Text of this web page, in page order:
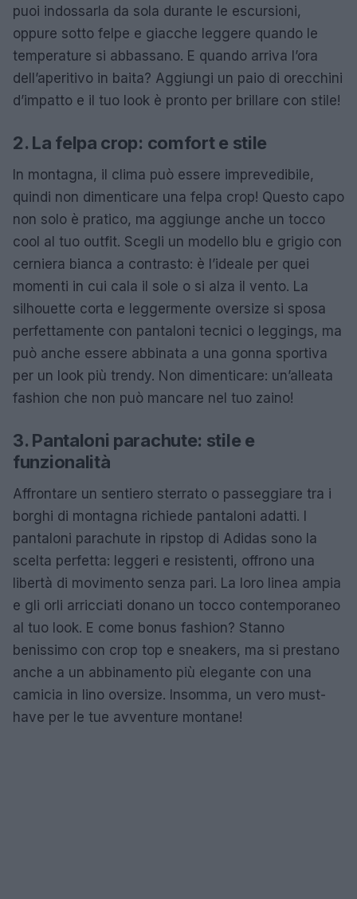
puoi indossarla da sola durante le escursioni,
oppure sotto felpe e giacche leggere quando le
temperature si abbassano. E quando arriva l’ora
dell’aperitivo in baita? Aggiungi un paio di orecchini
d’impatto e il tuo look è pronto per brillare con stile!
2. La felpa crop: comfort e stile
In montagna, il clima può essere imprevedibile,
quindi non dimenticare una felpa crop! Questo capo
non solo è pratico, ma aggiunge anche un tocco
cool al tuo outfit. Scegli un modello blu e grigio con
cerniera bianca a contrasto: è l’ideale per quei
momenti in cui cala il sole o si alza il vento. La
silhouette corta e leggermente oversize si sposa
perfettamente con pantaloni tecnici o leggings, ma
può anche essere abbinata a una gonna sportiva
per un look più trendy. Non dimenticare: un’alleata
fashion che non può mancare nel tuo zaino!
3. Pantaloni parachute: stile e
funzionalità
Affrontare un sentiero sterrato o passeggiare tra i
borghi di montagna richiede pantaloni adatti. I
pantaloni parachute in ripstop di Adidas sono la
scelta perfetta: leggeri e resistenti, offrono una
libertà di movimento senza pari. La loro linea ampia
e gli orli arricciati donano un tocco contemporaneo
al tuo look. E come bonus fashion? Stanno
benissimo con crop top e sneakers, ma si prestano
anche a un abbinamento più elegante con una
camicia in lino oversize. Insomma, un vero must-
have per le tue avventure montane!